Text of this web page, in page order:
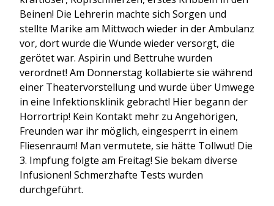
Beinen! Die Lehrerin machte sich Sorgen und
stellte Marike am Mittwoch wieder in der Ambulanz
vor, dort wurde die Wunde wieder versorgt, die
gerötet war. Aspirin und Bettruhe wurden
verordnet! Am Donnerstag kollabierte sie während
einer Theatervorstellung und wurde über Umwege
in eine Infektionsklinik gebracht! Hier begann der
Horrortrip! Kein Kontakt mehr zu Angehörigen,
Freunden war ihr möglich, eingesperrt in einem
Fliesenraum! Man vermutete, sie hätte Tollwut! Die
3. Impfung folgte am Freitag! Sie bekam diverse
Infusionen! Schmerzhafte Tests wurden
durchgeführt.